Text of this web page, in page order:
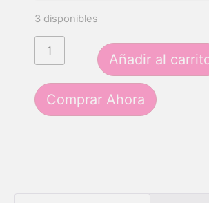
3 disponibles
Añadir al
Comprar Ahora